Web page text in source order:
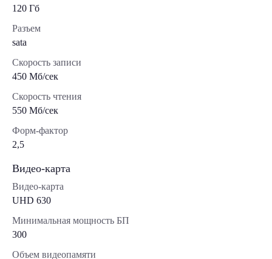
120 Гб
Разъем
sata
Скорость записи
450 Мб/сек
Скорость чтения
550 Мб/сек
Форм-фактор
2,5
Видео-карта
Видео-карта
UHD 630
Минимальная мощность БП
300
Объем видеопамяти